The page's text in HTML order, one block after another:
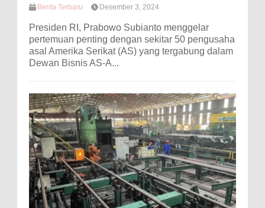
Berita Terbaru Desember 3, 2024
Presiden RI, Prabowo Subianto menggelar
pertemuan penting dengan sekitar 50 pengusaha
asal Amerika Serikat (AS) yang tergabung dalam
Dewan Bisnis AS-A...